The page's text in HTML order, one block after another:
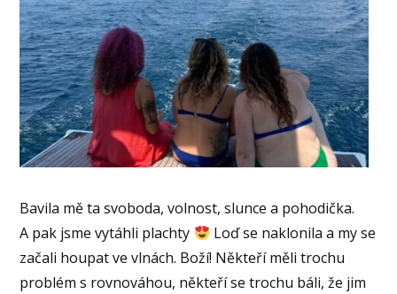
Bavila mě ta svoboda, volnost, slunce a pohodička.
A pak jsme vytáhli plachty
Loď se naklonila a my se
začali houpat ve vlnách. Boží! Někteří měli trochu
problém s rovnováhou, někteří se trochu báli, že jim